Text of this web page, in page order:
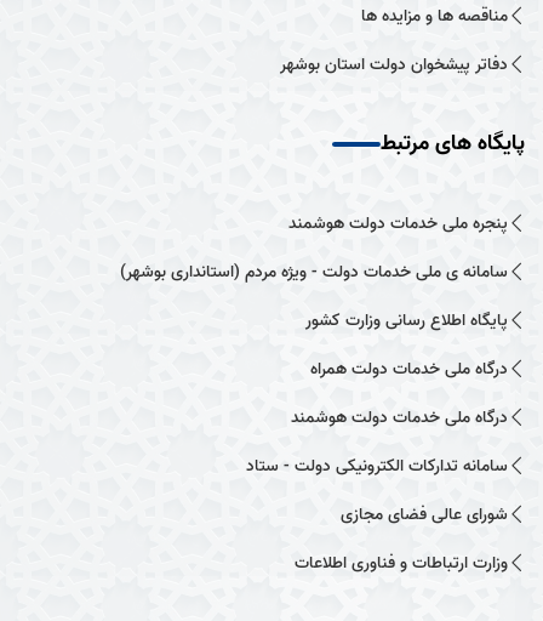
مناقصه ها و مزایده ها
دفاتر پیشخوان دولت استان بوشهر
پایگاه های مرتبط
پنجره ملی خدمات دولت هوشمند
سامانه ی ملی خدمات دولت - ویژه مردم (استانداری بوشهر)
پایگاه اطلاع رسانی وزارت کشور
درگاه ملی خدمات دولت همراه
درگاه ملی خدمات دولت هوشمند
سامانه تدارکات الکترونیکی دولت - ستاد
شورای عالی فضای مجازی
وزارت ارتباطات و فناوری اطلاعات